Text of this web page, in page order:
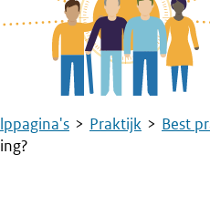
Praktijk
Best